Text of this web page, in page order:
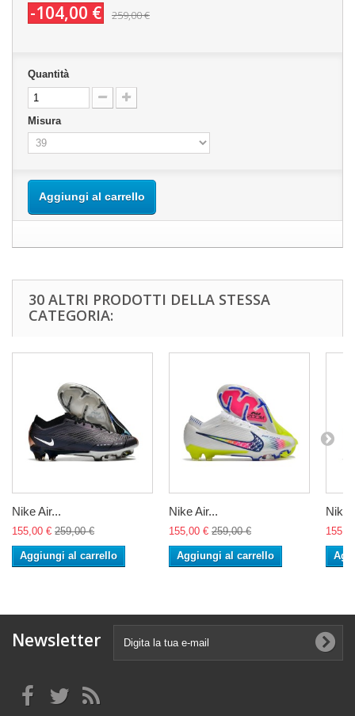
-104,00 € 259,00 €
Quantità
Misura
Aggiungi al carrello
30 ALTRI PRODOTTI DELLA STESSA
CATEGORIA:
Nike Air...
155,00 € 259,00 €
Aggiungi al carrello
Nike Air...
155,00 € 259,00 €
Aggiungi al carrello
Nike
Newsletter